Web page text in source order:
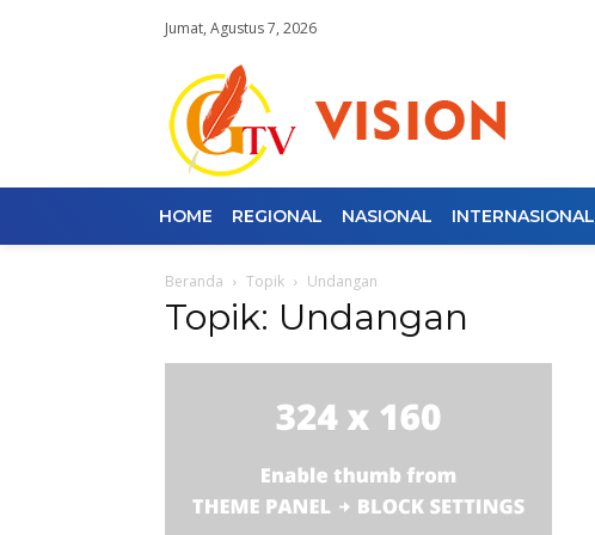
Jumat, Agustus 7, 2026
HOME REGIONAL NASIONAL INTERNASIONAL
Beranda Topik Undangan
Topik: Undangan